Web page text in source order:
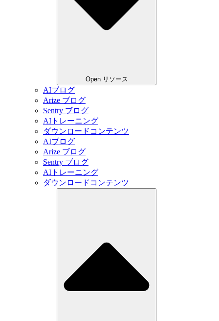
Open リソース
AIブログ
Arize ブログ
Sentry ブログ
AIトレーニング
ダウンロードコンテンツ
AIブログ
Arize ブログ
Sentry ブログ
AIトレーニング
ダウンロードコンテンツ